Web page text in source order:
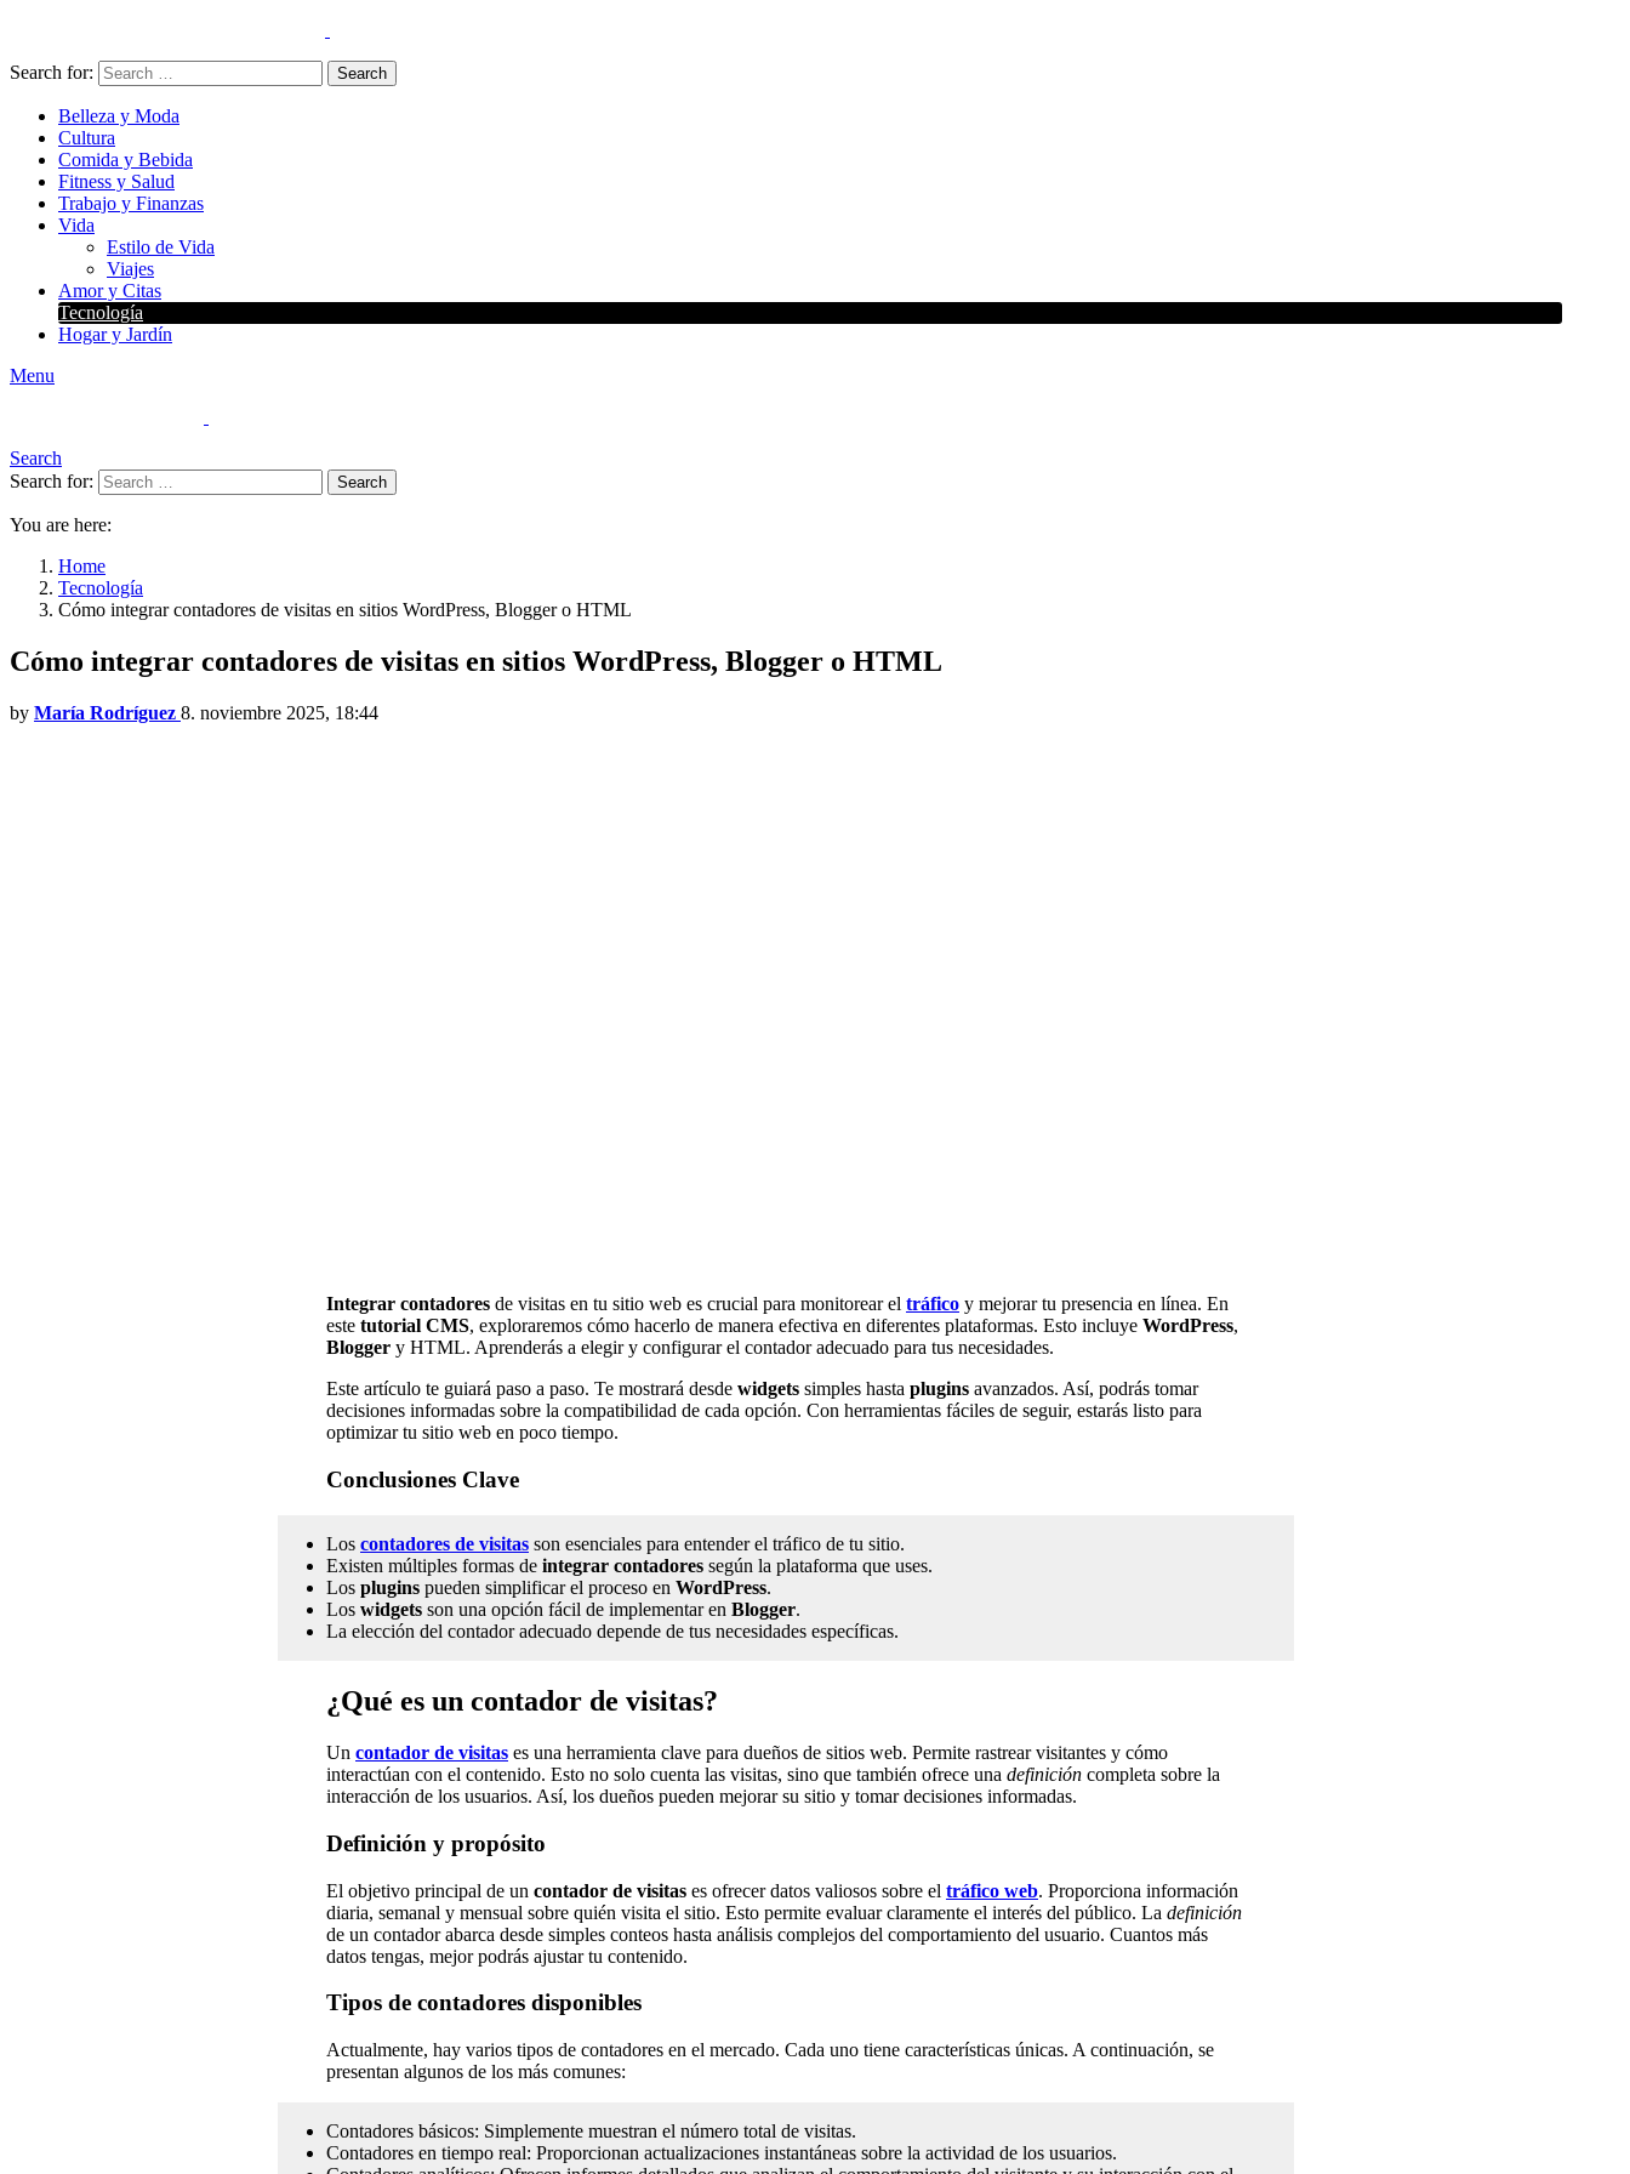
Search for: Search
Belleza y Moda
Cultura
Comida y Bebida
Fitness y Salud
Trabajo y Finanzas
Vida
Estilo de Vida
Viajes
Amor y Citas
Tecnología
Hogar y Jardín
Menu
Search
Search for:
Search
You are here:
Home
Tecnología
Cómo integrar contadores de visitas en sitios WordPress, Blogger o HTML
Cómo integrar contadores de visitas en sitios WordPress, Blogger o HTML
by María Rodríguez 8. noviembre 2025, 18:44
Integrar contadores de visitas en tu sitio web es crucial para monitorear el tráfico y mejorar tu presencia en línea. En
este tutorial CMS, exploraremos cómo hacerlo de manera efectiva en diferentes plataformas. Esto incluye WordPress,
Blogger y HTML. Aprenderás a elegir y configurar el contador adecuado para tus necesidades.
Este artículo te guiará paso a paso. Te mostrará desde widgets simples hasta plugins avanzados. Así, podrás tomar
decisiones informadas sobre la compatibilidad de cada opción. Con herramientas fáciles de seguir, estarás listo para
optimizar tu sitio web en poco tiempo.
Conclusiones Clave
Los contadores de visitas son esenciales para entender el tráfico de tu sitio.
Existen múltiples formas de integrar contadores según la plataforma que uses.
Los plugins pueden simplificar el proceso en WordPress.
Los widgets son una opción fácil de implementar en Blogger.
La elección del contador adecuado depende de tus necesidades específicas.
¿Qué es un contador de visitas?
Un contador de visitas es una herramienta clave para dueños de sitios web. Permite rastrear visitantes y cómo
interactúan con el contenido. Esto no solo cuenta las visitas, sino que también ofrece una definición completa sobre la
interacción de los usuarios. Así, los dueños pueden mejorar su sitio y tomar decisiones informadas.
Definición y propósito
El objetivo principal de un contador de visitas es ofrecer datos valiosos sobre el tráfico web. Proporciona información
diaria, semanal y mensual sobre quién visita el sitio. Esto permite evaluar claramente el interés del público. La definición
de un contador abarca desde simples conteos hasta análisis complejos del comportamiento del usuario. Cuantos más
datos tengas, mejor podrás ajustar tu contenido.
Tipos de contadores disponibles
Actualmente, hay varios tipos de contadores en el mercado. Cada uno tiene características únicas. A continuación, se
presentan algunos de los más comunes:
Contadores básicos: Simplemente muestran el número total de visitas.
Contadores en tiempo real: Proporcionan actualizaciones instantáneas sobre la actividad de los usuarios.